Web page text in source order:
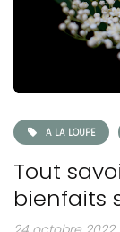
A LA LOUPE
Tout
bienfaits